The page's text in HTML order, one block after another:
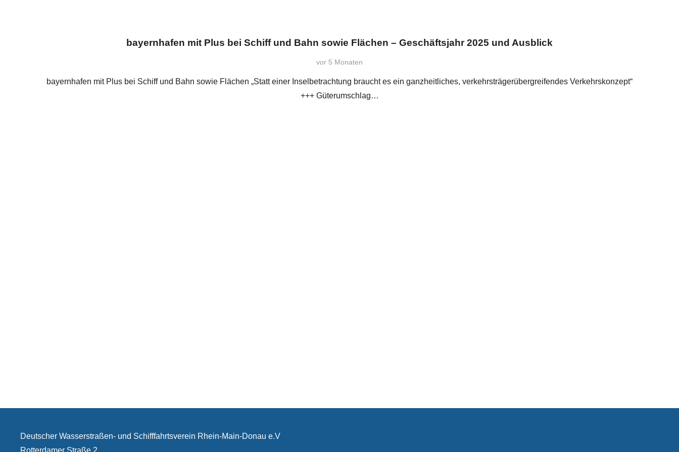
bayernhafen mit Plus bei Schiff und Bahn sowie Flächen – Geschäftsjahr 2025 und Ausblick
vor 5 Monaten
bayernhafen mit Plus bei Schiff und Bahn sowie Flächen „Statt einer Inselbetrachtung braucht es ein ganzheitliches, verkehrsträgerübergreifendes Verkehrskonzept“
+++ Güterumschlag…
Deutscher Wasserstraßen- und Schifffahrtsverein Rhein-Main-Donau e.V
Rotterdamer Straße 2